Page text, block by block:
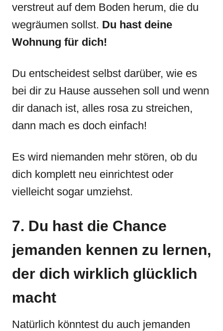
verstreut auf dem Boden herum, die du
wegräumen sollst. Du hast deine
Wohnung für dich!
Du entscheidest selbst darüber, wie es
bei dir zu Hause aussehen soll und wenn
dir danach ist, alles rosa zu streichen,
dann mach es doch einfach!
Es wird niemanden mehr stören, ob du
dich komplett neu einrichtest oder
vielleicht sogar umziehst.
7. Du hast die Chance
jemanden kennen zu lernen,
der dich wirklich glücklich
macht
Natürlich könntest du auch jemanden